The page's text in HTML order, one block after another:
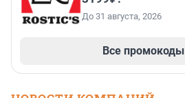
До 31 августа, 2026
Все промокоды